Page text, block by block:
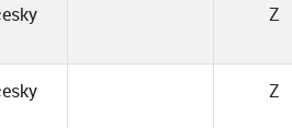
Z
Z